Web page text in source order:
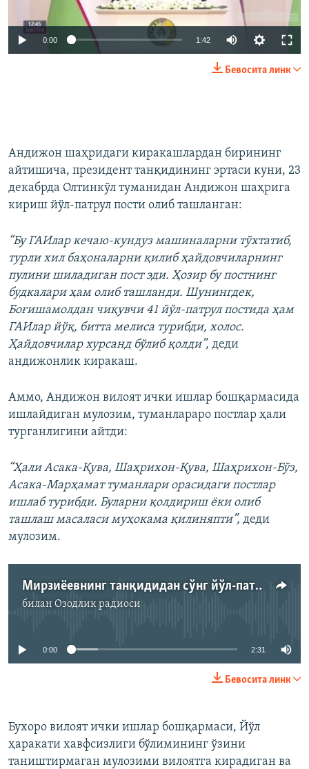
0:00 1:42
Бевосита линк
Андижон шаҳридаги киракашлардан бирининг
айтишича, президент танқидининг эртаси куни, 23
декабрда Олтинкўл туманидан Андижон шаҳрига
кириш йўл-патрул пости олиб ташланган:
“Бу ГАИлар кечаю-кундуз машиналарни тўхтатиб,
турли хил баҳоналарни қилиб ҳайдовчиларнинг
пулини шиладиган пост эди. Ҳозир бу постнинг
будкалари ҳам олиб ташланди. Шунингдек,
Боғишамолдан чиқувчи 41 йўл-патрул постида ҳам
ГАИлар йўқ, битта мелиса турибди, холос.
Ҳайдовчилар хурсанд бўлиб қолди”, деди
андижонлик киракаш.
Аммо, Андижон вилоят ички ишлар бошқармасида
ишлайдиган мулозим, туманлараро постлар ҳали
турганлигини айтди:
“Ҳали Асака-Қува, Шаҳрихон-Қува, Шаҳрихон-Бўз,
Асака-Марҳамат туманлари орасидаги постлар
ишлаб турибди. Буларни қолдириш ёки олиб
ташлаш масаласи муҳокама қилиняпти”, деди
мулозим.
Мирзиёевнинг танқидидан сўнг йўл-патрул постларини олиб ташлаш бошланди
билан Озодлик радиоси
Айни дамда медиа-манба мавжуд эмас
0:00 2:31
Бевосита линк
Бухоро вилоят ички ишлар бошқармаси, Йўл
ҳаракати хавфсизлиги бўлимининг ўзини
таништирмаган мулозими вилоятга кирадиган ва